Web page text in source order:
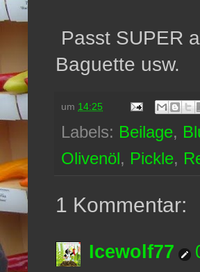
Passt SUPER
Baguette usw.
um 14:25
Labels: Beilage,
Olivenöl, Pickle,
1 Kommentar:
Icewolf77